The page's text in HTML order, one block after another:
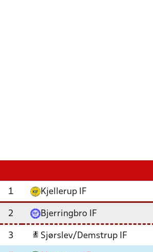
1 Kjellerup IF
2 Bjerringbro IF
3 Sjørslev/Demstrup IF